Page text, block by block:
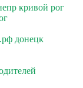
кривой рог
донецк